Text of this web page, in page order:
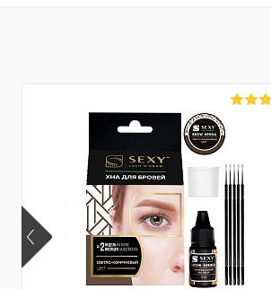
В избранное
В